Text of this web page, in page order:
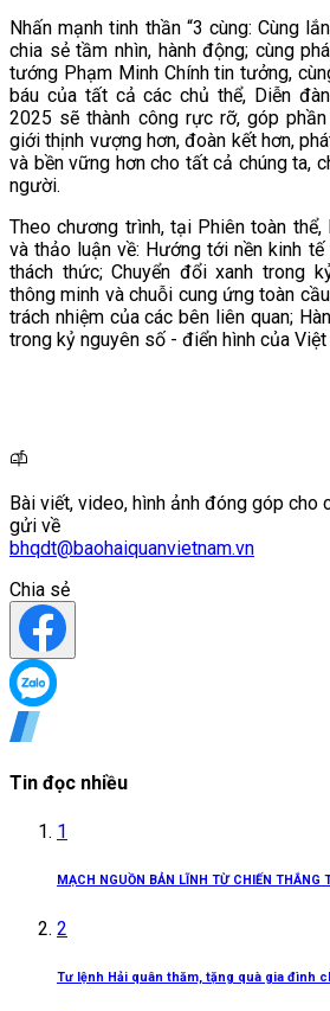
Nhấn mạnh tinh thần “3 cùng: Cùng
chia sẻ tầm nhìn, hành động; cùng
tướng Phạm Minh Chính tin tưởng,
báu của tất cả các chủ thể, Diễn
2025 sẽ thành công rực rỡ, góp
giới thịnh vượng hơn, đoàn kết hơn,
và bền vững hơn cho tất cả chúng ta,
người.
Theo chương trình, tại Phiên toàn thể,
và thảo luận về: Hướng tới nền kinh
thách thức; Chuyển đổi xanh trong
thông minh và chuỗi cung ứng toàn
trách nhiệm của các bên liên quan;
trong kỷ nguyên số - điển hình của Việt
Bài viết, video, hình ảnh đóng góp cho
gửi về
bhqdt@baohaiquanvietnam.vn
Chia sẻ
Tin đọc nhiều
1
MẠCH NGUỒN BẢN LĨNH TỪ CHIẾN THẮNG
2
Tư lệnh Hải quân thăm, tặng quà gia đình